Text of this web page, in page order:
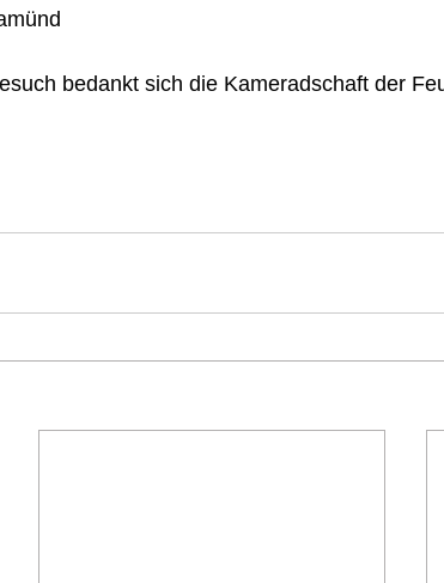
bedankt sich die Kameradschaft der